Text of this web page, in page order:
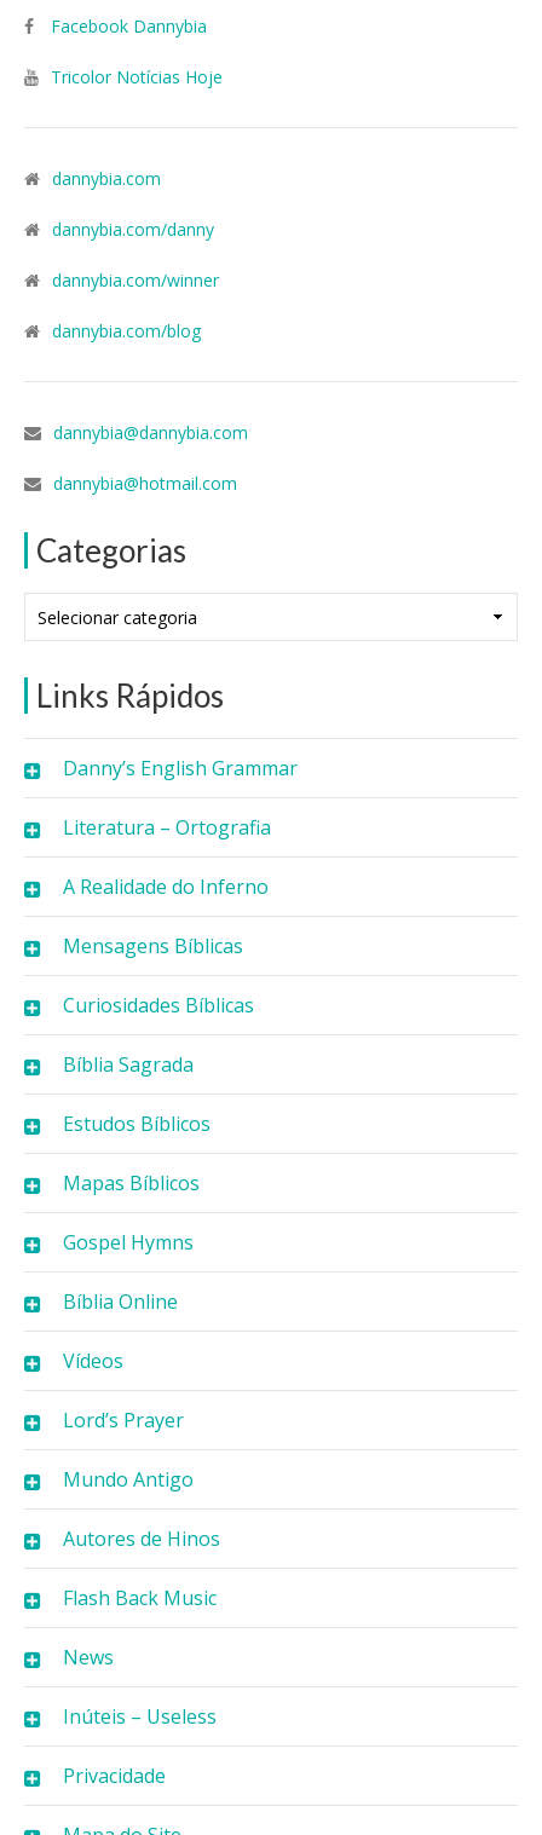
Facebook Dannybia
Tricolor Notícias Hoje
dannybia.com
dannybia.com/danny
dannybia.com/winner
dannybia.com/blog
dannybia@dannybia.com
dannybia@hotmail.com
Categorias
Links Rápidos
Danny’s English Grammar
Literatura – Ortografia
A Realidade do Inferno
Mensagens Bíblicas
Curiosidades Bíblicas
Bíblia Sagrada
Estudos Bíblicos
Mapas Bíblicos
Gospel Hymns
Bíblia Online
Vídeos
Lord’s Prayer
Mundo Antigo
Autores de Hinos
Flash Back Music
News
Inúteis – Useless
Privacidade